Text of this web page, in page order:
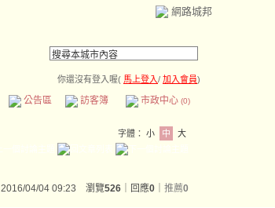
網路城邦
你還沒有登入喔( 馬上登入/ 加入會員)
公告區 訪客簿 市政中心 (0)
字體： 小 中 大
2016/04/04 09:23 瀏覽526 ｜回應0 推薦0